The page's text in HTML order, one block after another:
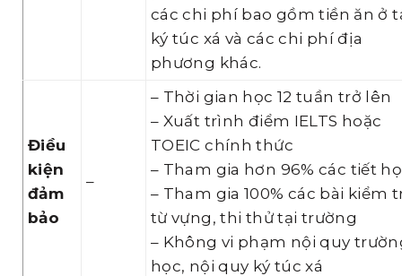
các chi phí bao gồm tiền ăn ở
ký túc xá và các chi phí địa
phương khác.
Điều
kiện
đảm
bảo
–
– Thời gian học 12 tuần trở lên
– Xuất trình điểm IELTS hoặc
TOEIC chính thức
– Tham gia hơn 96% các tiết
– Tham gia 100% các bài kiểm
từ vựng, thi thử tại trường
– Không vi phạm nội quy
học, nội quy ký túc xá